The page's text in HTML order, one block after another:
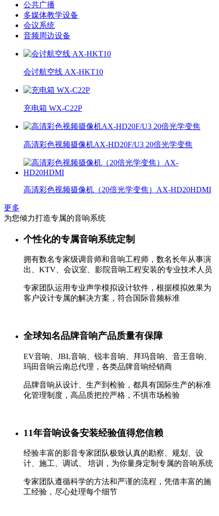
公共广播
多媒体教学设备
会议系统
音频周边设备
会讨航空线 AX-HKT10
充电箱 WX-C22P
高清彩色视频摄像机AX-HD20F/U3 20倍光学变焦
高清彩色视频摄像机（20倍光学变焦）AX-HD20HDMI
更多
为您倾力打造专属的音响系统
个性化的专属音响系统定制
拥有数名专家级调音师和音响工程师，数名长年从事演
出、KTV、会议室、影院音响工程安装的专业技术人员
专家团队运用专业声学模拟设计软件，根据模拟效果为
客户设计专属的解决方案，符合国际音频标准
全球知名品牌音响产品质量有保障
EV音响、JBL音响、锐丰音响、拜玛音响、音王音响、
玛田音响云南总代理，各类品牌音响经销商
品牌音响从设计、生产到检验，都具有国际生产的标准
化管理制度，高品质把控严格，不惧市场检验
11年音响设备安装经验值得您信赖
经验丰富的影音专家团队极致认真的勘察、规划、设
计、施工、调试、 培训，为你量身定制专属的音响系统
专家团队遵循科学的方法和严谨的流程，凭借丰富的施
工经验，尽心处理每个细节